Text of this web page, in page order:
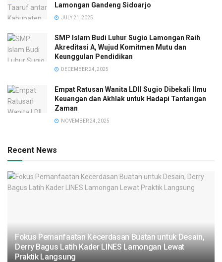
Lamongan Gandeng Sidoarjo
JULY 21, 2025
SMP Islam Budi Luhur Sugio Lamongan Raih
Akreditasi A, Wujud Komitmen Mutu dan
Keunggulan Pendidikan
DECEMBER 24, 2025
Empat Ratusan Wanita LDII Sugio Dibekali Ilmu
Keuangan dan Akhlak untuk Hadapi Tantangan
Zaman
NOVEMBER 24, 2025
Recent News
Fokus Pemanfaatan Kecerdasan Buatan untuk Desain,
Derry Bagus Latih Kader LINES Lamongan Lewat
Praktik Langsung